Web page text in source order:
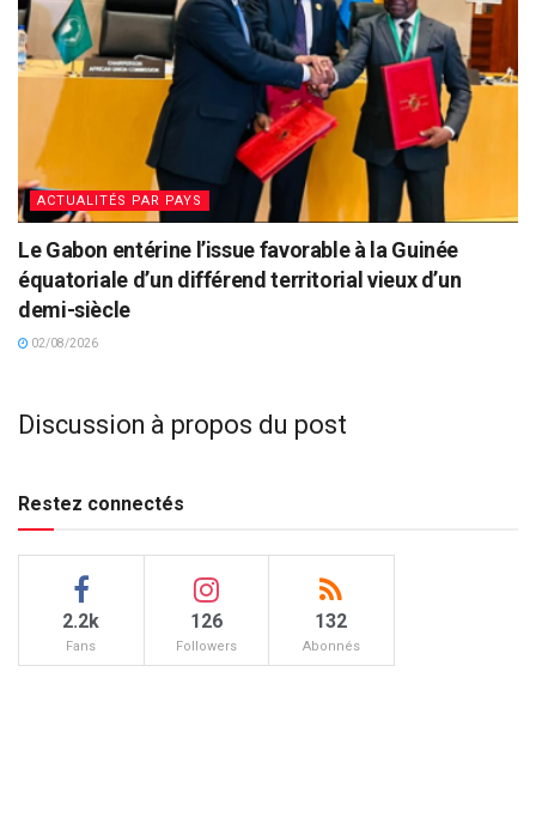
ACTUALITÉS PAR PAYS
Le Gabon entérine l’issue favorable à la Guinée
équatoriale d’un différend territorial vieux d’un
demi-siècle
02/08/2026
Discussion à propos du post
Restez connectés
2.2k
Fans
126
Followers
132
Abonnés